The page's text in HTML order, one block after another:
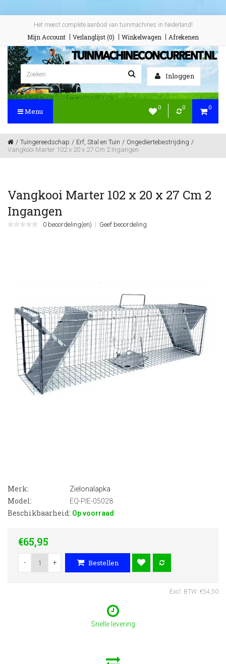
Het meest complete aanbod van tuinmachines in Nederland!
Mijn Account Verlanglijst (0) Winkelwagen Afrekenen
Inloggen
0 0 0
Menu
Tuingereedschap Erf, Stal en Tuin
Ongediertebestrijding
Vangkooi Marter 102 x 20 x 27 Cm 2 Ingangen
Vangkooi Marter 102 x 20 x 27 Cm 2
Ingangen
0 beoordeling(en) Geef beoordeling
Merk: Zielonalapka
Model: EQ-PIE-05028
Beschikbaarheid: Op voorraad
€65,95
- + Bestellen
Excl. BTW: €54,50
Snelle levering